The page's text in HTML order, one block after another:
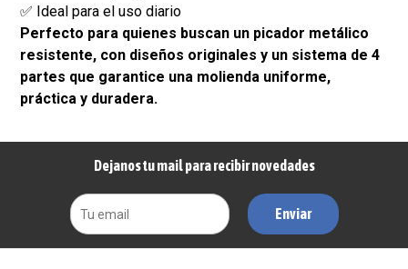
✅ Ideal para el uso diario
Perfecto para quienes buscan un picador metálico
resistente, con diseños originales y un sistema de 4
partes que garantice una molienda uniforme,
práctica y duradera.
Dejanos tu mail para recibir novedades
Enviar